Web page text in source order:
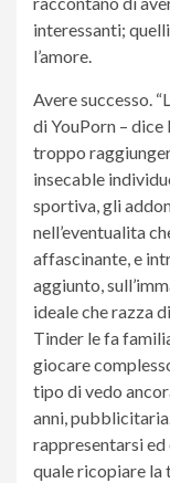
interessanti;
l’amore.
Avere successo.
di YouPorn –
troppo
insecable
sportiva, gli
nell’eventualita
affascinante, e
aggiunto,
ideale che razza
Tinder le fa
giocare
tipo di vedo
anni,
rappresentarsi
quale ricopiare la